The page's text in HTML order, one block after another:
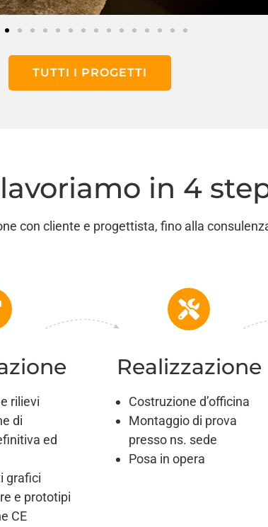
TUTTI I PROGETTI
in 4
con cliente e progettista, fino alla
rilievi
di
ed
grafici
e prototipi
CE
Realizzazione
Costruzione d’officina
Montaggio di prova
presso ns. sede
Posa in opera